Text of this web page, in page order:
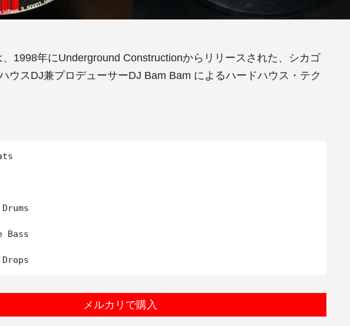
、1998年にUnderground Constructionからリリースされた、シカゴ
ウスDJ兼プロデューサーDJ Bam Bam によるハードハウス・テク
Bass
メルカリで購入